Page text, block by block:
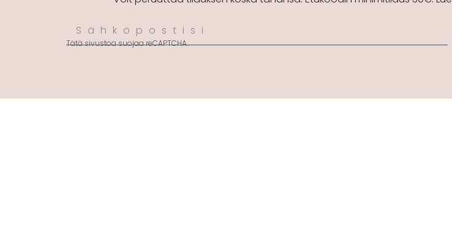
Tätä sivustoa suojaa reCAPTCHA.